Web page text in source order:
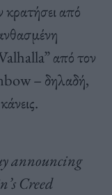
από
από τον
– δηλαδή,
announcing
Creed